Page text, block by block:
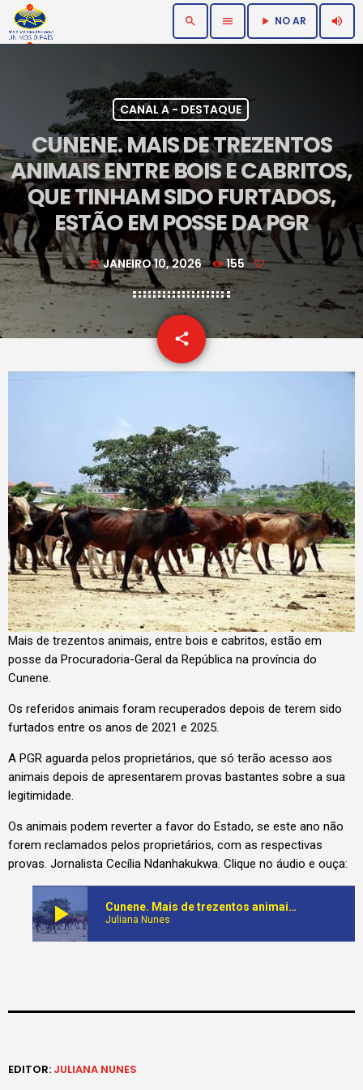
search menu play_arrow NO AR volume_up
CANAL A - DESTAQUE
CUNENE. MAIS DE TREZENTOS
ANIMAIS ENTRE BOIS E CABRITOS,
QUE TINHAM SIDO FURTADOS,
ESTÃO EM POSSE DA PGR
today JANEIRO 10, 2026 155
share
email
Mais de trezentos animais, entre bois e cabritos, estão em
posse da Procuradoria-Geral da República na província do
Cunene.
Os referidos animais foram recuperados depois de terem sido
furtados entre os anos de 2021 e 2025.
A PGR aguarda pelos proprietários, que só terão acesso aos
animais depois de apresentarem provas bastantes sobre a sua
legitimidade.
Os animais podem reverter a favor do Estado, se este ano não
forem reclamados pelos proprietários, com as respectivas
provas. Jornalista Cecília Ndanhakukwa. Clique no áudio e ouça:
play_arrow Cunene. Mais de trezentos animais entre bois e cabritos, que tinham sido furtados, estão em posse da PGR
Juliana Nunes
EDITOR: JULIANA NUNES